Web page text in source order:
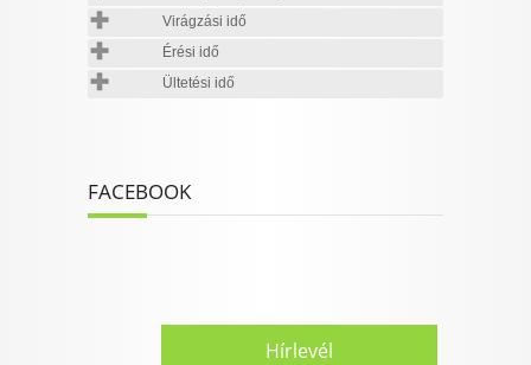
Virágzási idő
Érési idő
Ültetési idő
FACEBOOK
Hírlevél